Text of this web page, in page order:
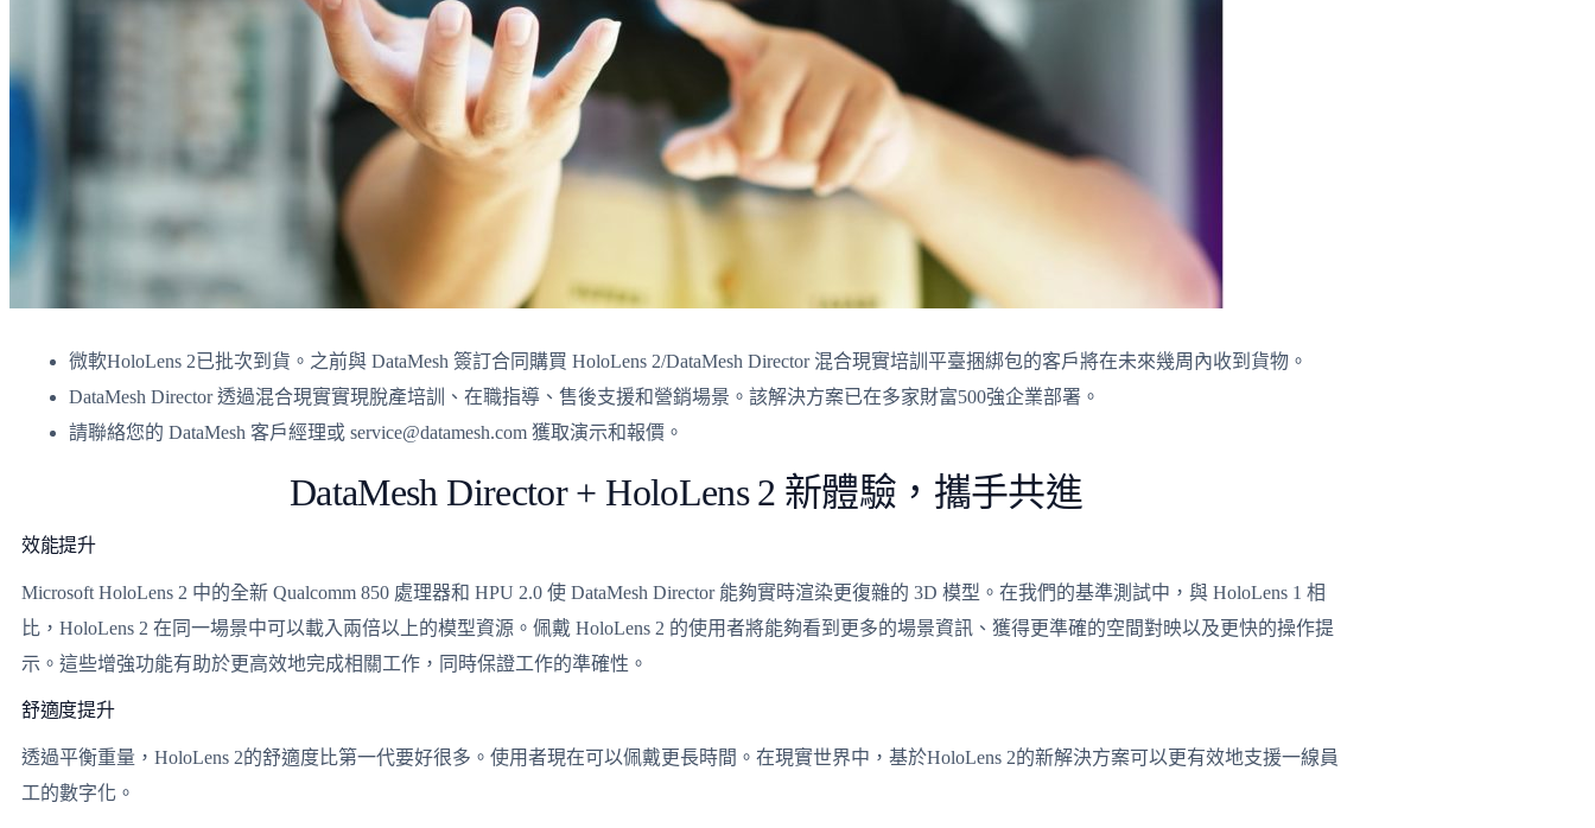
微軟HoloLens 2已批次到貨。之前與 DataMesh 簽訂合同購買 HoloLens 2/DataMesh Director 混合現實培訓平臺捆綁包的客戶將在未來幾周內收到貨物。
DataMesh Director 透過混合現實實現脫產培訓、在職指導、售後支援和營銷場景。該解決方案已在多家財富500強企業部署。
請聯絡您的 DataMesh 客戶經理或 service@datamesh.com 獲取演示和報價。
DataMesh Director + HoloLens 2 新體驗，攜手共進
效能提升
Microsoft HoloLens 2 中的全新 Qualcomm 850 處理器和 HPU 2.0 使 DataMesh Director 能夠實時渲染更復雜的 3D 模型。在我們的基準測試中，與 HoloLens 1 相
比，HoloLens 2 在同一場景中可以載入兩倍以上的模型資源。佩戴 HoloLens 2 的使用者將能夠看到更多的場景資訊、獲得更準確的空間對映以及更快的操作提
示。這些增強功能有助於更高效地完成相關工作，同時保證工作的準確性。
舒適度提升
透過平衡重量，HoloLens 2的舒適度比第一代要好很多。使用者現在可以佩戴更長時間。在現實世界中，基於HoloLens 2的新解決方案可以更有效地支援一線員
工的數字化。